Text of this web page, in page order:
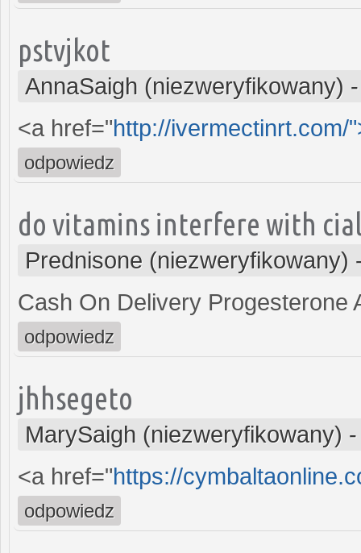
pstvjkot
AnnaSaigh (niezweryfikowany)
<a href="http://ivermectinrt.com/
odpowiedz
do vitamins interfere with
Prednisone (niezweryfikowany)
Cash On Delivery Progesterone
odpowiedz
jhhsegeto
MarySaigh (niezweryfikowany)
<a href="https://
odpowiedz